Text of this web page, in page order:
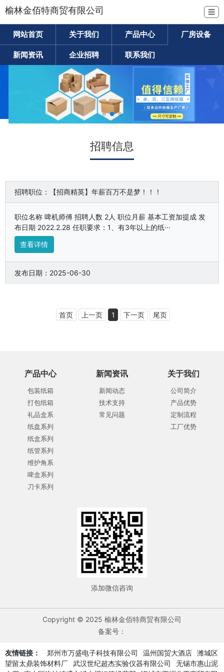
榆林金佰特商贸有限公司 ☰
网站首页 关于我们 产品中心 厂房设备
新闻资讯 企业招聘 联系我们
招聘信息
招聘职位：【招商精英】年薪百万不是梦！！！
职位名称 啤机师傅 招聘人数 2人 职位月薪 基本工资加提成 发
布日期 2022.2.28 任职要求：1、有3年以上的纸···
查看详情
发布日期：2025-06-30
首页 上一页 1 下一页 尾页
产品中心
包装纸箱
打包纸箱
礼品盒系
纸盘系列
纸盒系列
纸管系列
维护角系
啤盒系列
刀卡系列
新闻资讯
新闻动态
技术支持
常见问题
关于我们
公司简介
产品优势
定制流程
工厂优势
添加微信咨询
Copyright © 2025 榆林金佰特商贸有限公司
备案号：
友情链接： 郑州市万盛电子科技有限公司 温州国贸大酒店 潍城区
望留太鼎装饰材料厂 武汉世纪超杰实验仪器有限公司
无锡市惠山泥